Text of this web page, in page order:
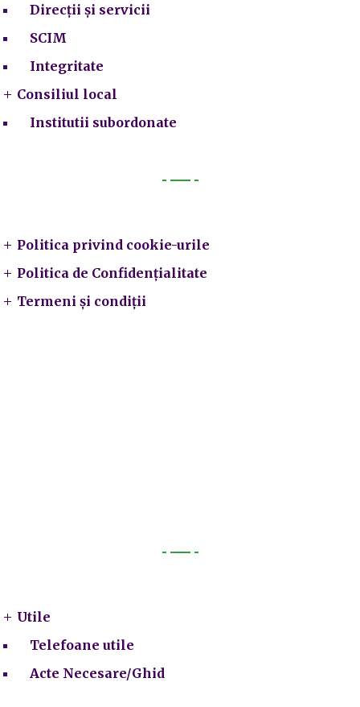
Direcții și servicii
SCIM
Integritate
Consiliul local
Institutii subordonate
Politica privind cookie-urile
Politica de Confidențialitate
Termeni și condiții
Utile
Telefoane utile
Acte Necesare/Ghid